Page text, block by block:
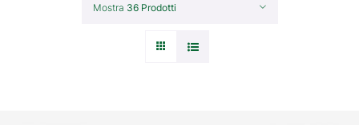
Mostra 36 Prodotti